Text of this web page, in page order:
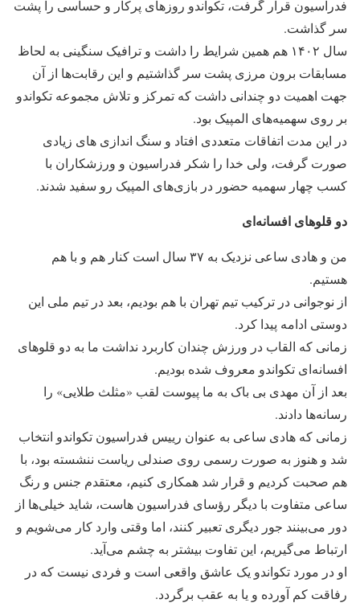
فدراسیون قرار گرفت، تکواندو روزهای پرکار و حساسی را پشت
سر گذاشت.
سال ۱۴۰۲ هم همین شرایط را داشت و ترافیک سنگینی به لحاظ
مسابقات برون مرزی پشت سر گذاشتیم و این رقابت‌ها از آن
جهت اهمیت دو چندانی داشت که تمرکز و تلاش مجموعه تکواندو
بر روی سهمیه‌های المپیک بود.
در این مدت اتفاقات متعددی افتاد و سنگ اندازی های زیادی
صورت گرفت، ولی خدا را شکر فدراسیون و ورزشکاران با
کسب چهار سهمیه حضور در بازی‌های المپیک رو سفید شدند.
دو قلوهای افسانه‌ای
من و هادی ساعی نزدیک به ۳۷ سال است کنار هم و با هم
هستیم.
از نوجوانی در ترکیب تیم تهران با هم بودیم، بعد در تیم ملی این
دوستی ادامه پیدا کرد.
زمانی که القاب در ورزش چندان کاربرد نداشت ما به دو قلوهای
افسانه‌ای تکواندو معروف شده بودیم.
بعد از آن مهدی بی باک به ما پیوست لقب «مثلث طلایی» را
رسانه‌ها دادند.
زمانی که هادی ساعی به عنوان رییس فدراسیون تکواندو انتخاب
شد و هنوز به صورت رسمی روی صندلی ریاست ننشسته بود، با
هم صحبت کردیم و قرار شد همکاری کنیم، معتقدم جنس و رنگ
ساعی متفاوت با دیگر رؤسای فدراسیون هاست، شاید خیلی‌ها از
دور می‌بینند جور دیگری تعبیر کنند، اما وقتی وارد کار می‌شویم و
ارتباط می‌گیریم، این تفاوت بیشتر به چشم می‌آید.
او در مورد تکواندو یک عاشق واقعی است و فردی نیست که در
رفاقت کم آورده و یا به عقب برگردد.